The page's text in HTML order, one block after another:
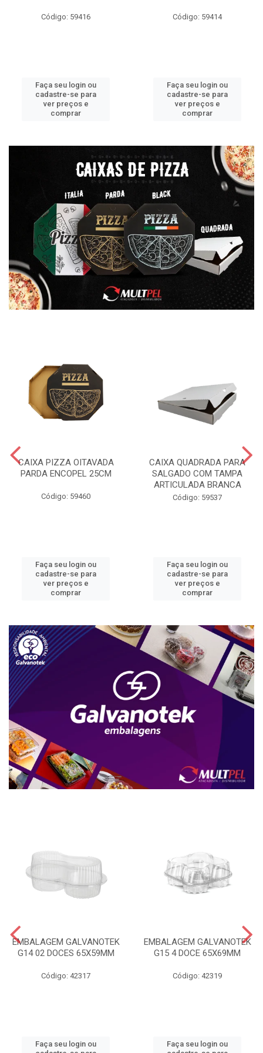
Código: 59416
Faça seu login ou
cadastre-se para
ver preços e
comprar
Código: 59414
Faça seu login ou
cadastre-se para
ver preços e
comprar
CAIXA PIZZA OITAVADA
PARDA ENCOPEL 25CM
Código: 59460
Faça seu login ou
cadastre-se para
ver preços e
comprar
CAIXA QUADRADA PARA
SALGADO COM TAMPA
ARTICULADA BRANCA
Código: 59537
Faça seu login ou
cadastre-se para
ver preços e
comprar
EMBALAGEM GALVANOTEK
G14 02 DOCES 65X59MM
Código: 42317
Faça seu login ou
EMBALAGEM GALVANOTEK
G15 4 DOCE 65X69MM
Código: 42319
Faça seu login ou